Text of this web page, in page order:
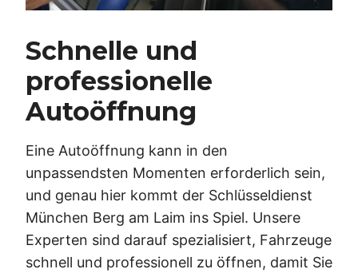
Schnelle und
professionelle
Autoöffnung
Eine Autoöffnung kann in den
unpassendsten Momenten erforderlich sein,
und genau hier kommt der Schlüsseldienst
München Berg am Laim ins Spiel. Unsere
Experten sind darauf spezialisiert, Fahrzeuge
schnell und professionell zu öffnen, damit Sie